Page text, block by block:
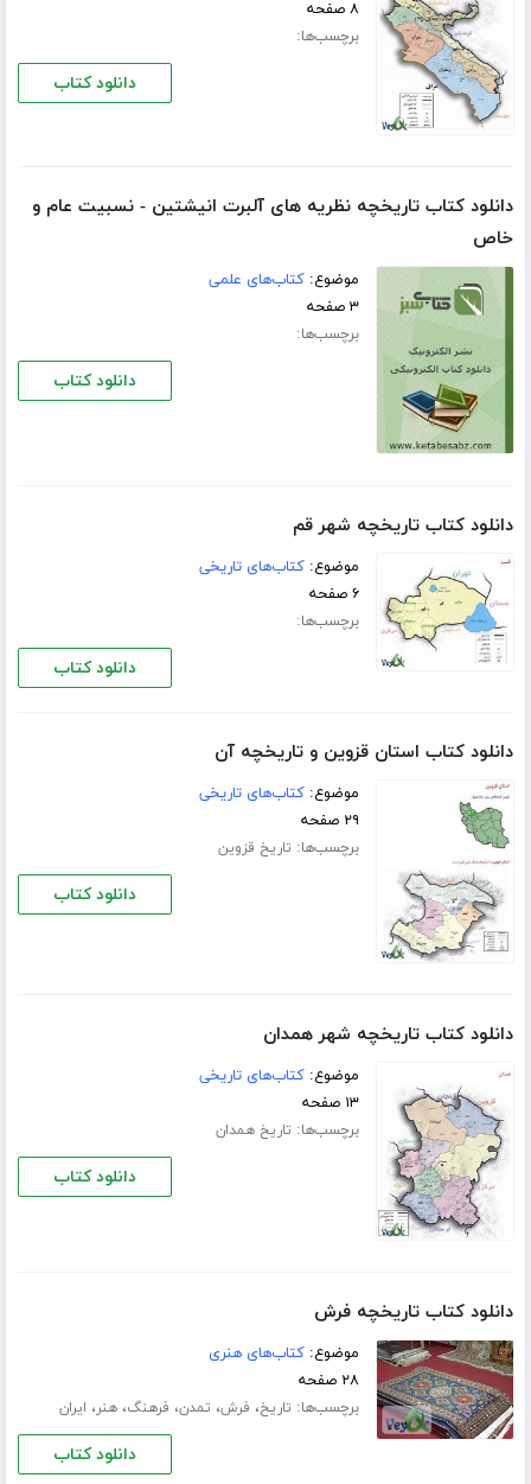
۸ صفحه
برچسب‌ها:
دانلود کتاب
دانلود کتاب تاریخچه نظریه های آلبرت انیشتین - نسبیت عام و
خاص
موضوع:کتاب‌های علمی
۳ صفحه
برچسب‌ها:
دانلود کتاب
دانلود کتاب تاریخچه شهر قم
موضوع:کتاب‌های تاریخی
۶ صفحه
برچسب‌ها:
دانلود کتاب
دانلود کتاب استان قزوین و تاریخچه آن
موضوع:کتاب‌های تاریخی
۲۹ صفحه
برچسب‌ها: تاریخ قزوین
دانلود کتاب
دانلود کتاب تاریخچه شهر همدان
موضوع:کتاب‌های تاریخی
۱۳ صفحه
برچسب‌ها: تاریخ همدان
دانلود کتاب
دانلود کتاب تاریخچه فرش
موضوع:کتاب‌های هنری
۲۸ صفحه
برچسب‌ها: تاریخ، فرش، تمدن، فرهنگ،هنر، ایران
دانلود کتاب